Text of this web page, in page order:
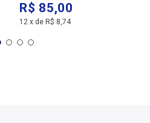
R$ 85,00
12 x de R$ 8,74